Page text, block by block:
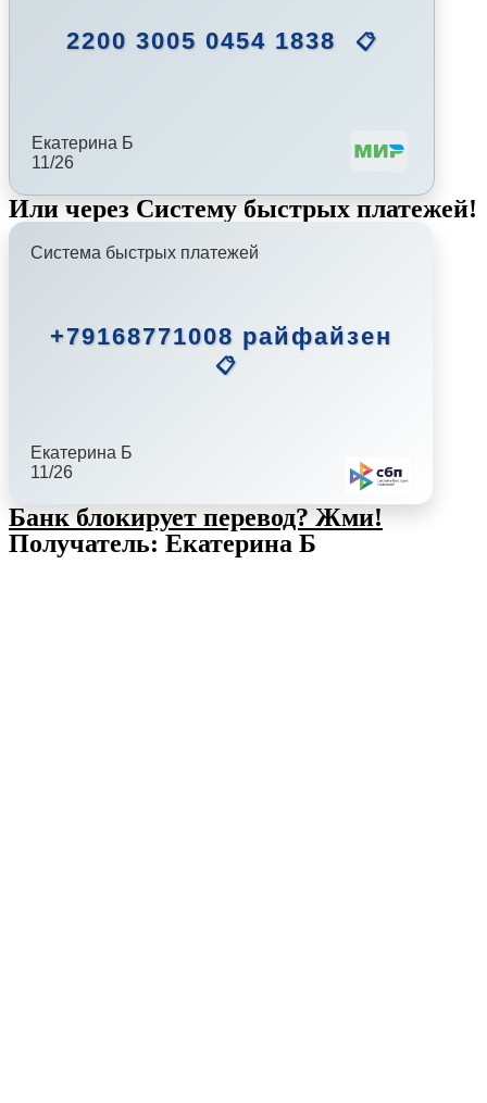
2200 3005 0454 1838 📋
Екатерина Б
11/26
Или через Систему быстрых платежей!
Система быстрых платежей
+79168771008 райфайзен
📋
Екатерина Б
11/26
Банк блокирует перевод? Жми!
Получатель: Екатерина Б